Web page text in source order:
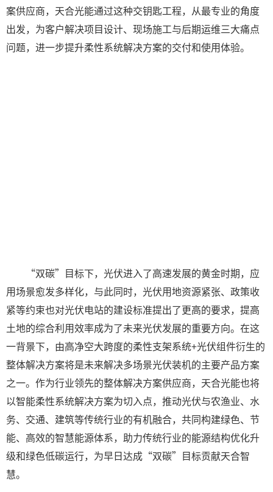
案供应商，天合光能通过这种交钥匙工程，从最专业的角度
出发，为客户解决项目设计、现场施工与后期运维三大痛点
问题，进一步提升柔性系统解决方案的交付和使用体验。
“双碳”目标下，光伏进入了高速发展的黄金时期，应
用场景愈发多样化，与此同时，光伏用地资源紧张、政策收
紧等约束也对光伏电站的建设标准提出了更高的要求，提高
土地的综合利用效率成为了未来光伏发展的重要方向。在这
一背景下，由高净空大跨度的柔性支架系统+光伏组件衍生的
整体解决方案将是未来解决多场景光伏装机的主要产品方案
之一。作为行业领先的整体解决方案供应商，天合光能也将
以智能柔性系统解决方案为切入点，推动光伏与农渔业、水
务、交通、建筑等传统行业的有机融合，共同构建绿色、节
能、高效的智慧能源体系，助力传统行业的能源结构优化升
级和绿色低碳运行，为早日达成“双碳”目标贡献天合智
慧。